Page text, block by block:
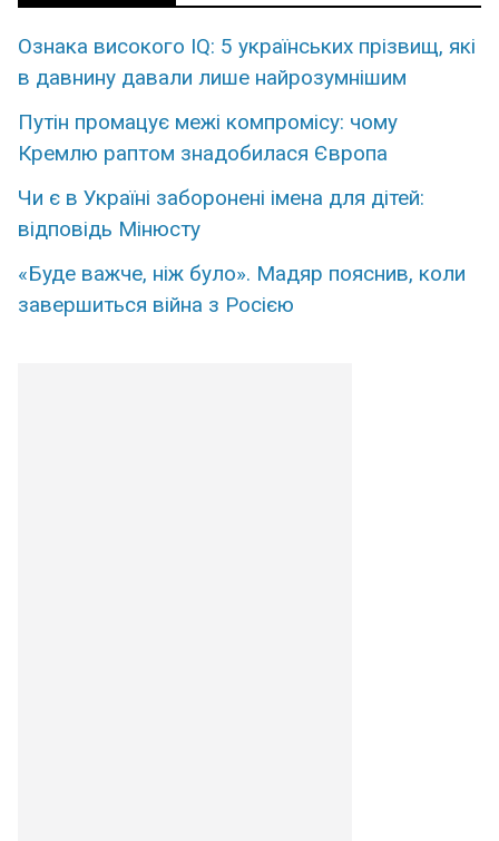
Ознака високого IQ: 5 українських прізвищ, які
в давнину давали лише найрозумнішим
Путін промацує межі компромісу: чому
Кремлю раптом знадобилася Європа
Чи є в Україні заборонені імена для дітей:
відповідь Мінюсту
«Буде важче, ніж було». Мадяр пояснив, коли
завершиться війна з Росією